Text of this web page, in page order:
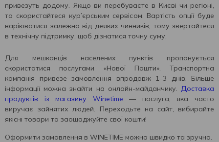
привезуть додому. Якщо ви перебуваєте в Києві чи регіоні,
то скористайтеся кур’єрським сервісом. Вартість опції буде
варіюватися залежно від деяких чинників, тому звертайтеся
в технічну підтримку, щоб дізнатися точну суму.
Для мешканців населених пунктів пропонується
скористатися послугами «Нової Пошти». Транспортна
компанія привезе замовлення впродовж 1–3 днів. Більше
інформації можна знайти на онлайн-майданчику. Доставка
продуктів із магазину Winetime — послуга, яка часто
виручає зайнятих людей. Переходьте на сайт, вибирайте
якісні товари та заощаджуйте свої кошти!
Оформити замовлення в WINETIME можна швидко та зручно.